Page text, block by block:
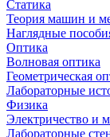
Статика
Теория машин и
Наглядные
Оптика
Волновая оптика
Геометрическая
Лабораторные
Физика
Электричество и
Лабораторные